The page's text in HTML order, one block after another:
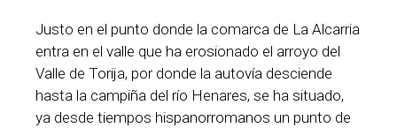
Justo en el punto donde la comarca de La Alcarria
entra en el valle que ha erosionado el arroyo del
Valle de Torija, por donde la autovía desciende
hasta la campiña del río Henares, se ha situado,
ya desde tiempos hispanorromanos un punto de